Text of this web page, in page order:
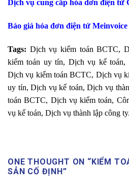
Dịch vụ cung cấp hóa dơn điện tử
Báo giá hóa đơn điện tử Meinvoice
Tags: Dịch vụ kiểm toán BCTC,
kiểm toán uy tín, Dịch vụ kế toán,
Dịch vụ kiểm toán BCTC, Dịch vụ
uy tín, Dịch vụ kế toán, Dịch vụ
toán BCTC, Dịch vụ kiểm toán,
vụ kế toán, Dịch vụ thành lập công ty.
ONE THOUGHT ON “ KIỂM
SẢN CỐ ĐỊNH ”